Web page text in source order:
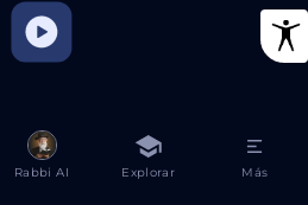
Rabbi AI Explorar Más